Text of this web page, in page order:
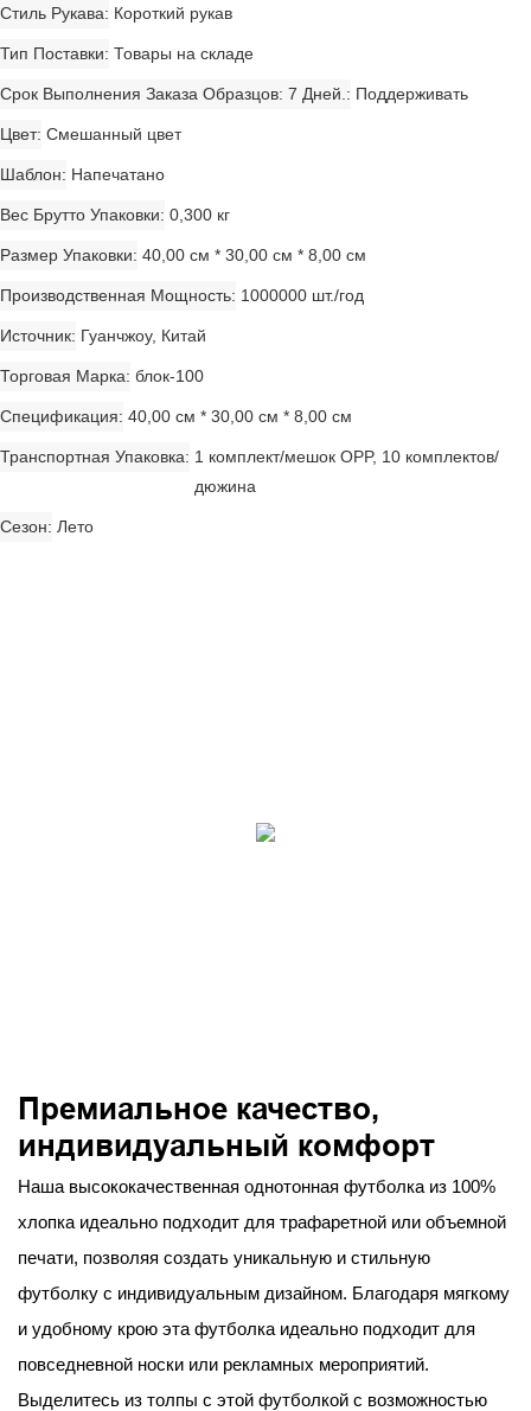
Стиль Рукава Короткий рукав
Тип Поставки Товары на складе
Срок Выполнения Заказа Образцов: 7 Дней. Поддерживать
Цвет Смешанный цвет
Шаблон Напечатано
Вес Брутто Упаковки 0,300 кг
Размер Упаковки 40,00 см * 30,00 см * 8,00 см
Производственная Мощность 1000000 шт./год
Источник Гуанчжоу, Китай
Торговая Марка блок-100
Спецификация 40,00 см * 30,00 см * 8,00 см
Транспортная Упаковка 1 комплект/мешок OPP, 10 комплектов/
дюжина
Сезон Лето
Премиальное качество,
индивидуальный комфорт
Наша высококачественная однотонная футболка из 100%
хлопка идеально подходит для трафаретной или объемной
печати, позволяя создать уникальную и стильную
футболку с индивидуальным дизайном. Благодаря мягкому
и удобному крою эта футболка идеально подходит для
повседневной носки или рекламных мероприятий.
Выделитесь из толпы с этой футболкой с возможностью